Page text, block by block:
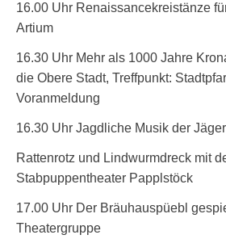
16.00 Uhr Renaissancekreistänze
Artium
16.30 Uhr Mehr als 1000 Jahre
die Obere Stadt, Treffpunkt:
Voranmeldung
16.30 Uhr Jagdliche Musik der
Rattenrotz und Lindwurmdreck mit
Stabpuppentheater Papplstöck
17.00 Uhr Der Bräuhauspüebl
Theatergruppe